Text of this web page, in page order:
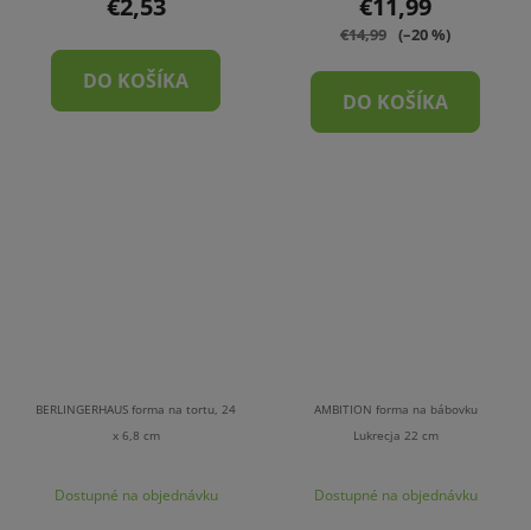
DO KOŠÍKA
€14,99 (–20 %)
DO KOŠÍKA
BERLINGERHAUS forma na tortu, 24
x 6,8 cm
Dostupné na objednávku
AMBITION forma na bábovku
Lukrecja 22 cm
Dostupné na objednávku